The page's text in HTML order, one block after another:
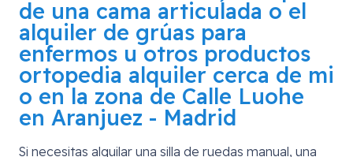
de una cama articulada o el
alquiler de grúas para
enfermos u otros productos
ortopedia alquiler cerca de mi
o en la zona de Calle Luohe
en Aranjuez - Madrid
Si necesitas alquilar una silla de ruedas manual, una